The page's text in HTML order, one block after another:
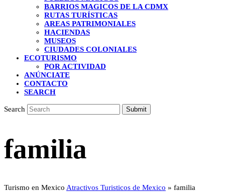
BARRIOS MAGICOS DE LA CDMX
RUTAS TURÍSTICAS
AREAS PATRIMONIALES
HACIENDAS
MUSEOS
CIUDADES COLONIALES
ECOTURISMO
POR ACTIVIDAD
ANÚNCIATE
CONTACTO
SEARCH
Search Submit
familia
Turismo en Mexico Atractivos Turisticos de Mexico » familia